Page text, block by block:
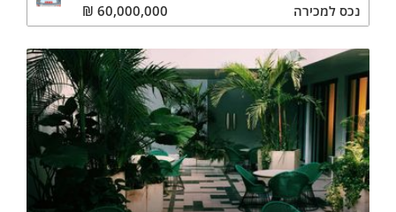
נכס למכירה 60,000,000
₪